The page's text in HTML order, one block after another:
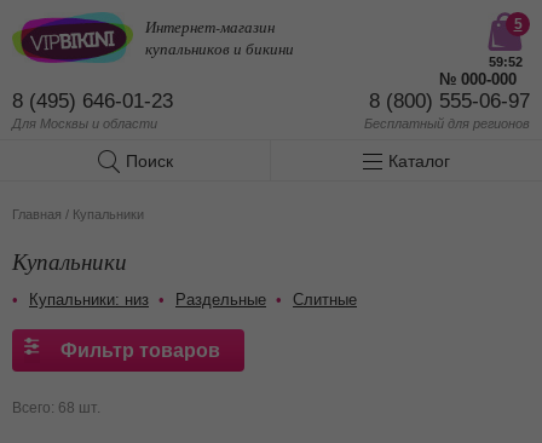
Интернет-магазин
купальников и бикини
8 (495) 646-01-23
Для Москвы и области
8 (800) 555-06-97
Бесплатный для регионов
5
59:50
№ 000-000
Поиск Каталог
Главная / Купальники
Купальники
Купальники: низ Раздельные Слитные
Фильтр товаров
Всего: 68 шт.